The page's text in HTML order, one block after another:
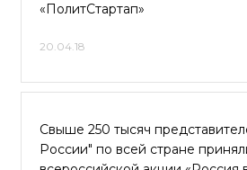
«ПолитСтартап»
20.04.18
Свыше 250 тысяч
России" по всей стране